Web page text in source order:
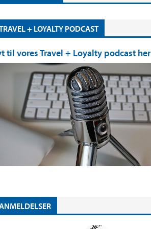
+ LOYALTY PODCAST
til vores Travel + Loyalty podcast her